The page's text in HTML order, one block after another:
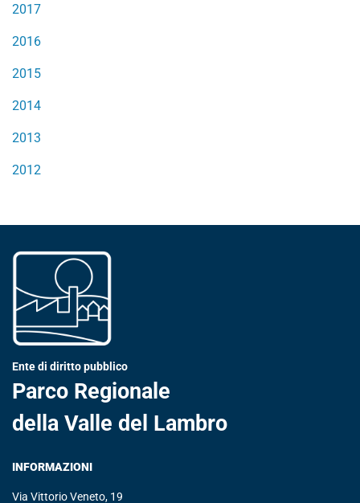
2017
2016
2015
2014
2013
2012
Ente di diritto pubblico
Parco Regionale
della Valle del Lambro
INFORMAZIONI
Via Vittorio Veneto, 19